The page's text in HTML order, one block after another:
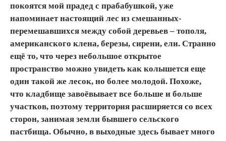
покоятся мой прадед с прабабушкой, уже
напоминает настоящий лес из смешанных-
перемешавшихся между собой деревьев – тополя,
американского клена, березы, сирени, ели. Странно
ещё то, что через небольшое открытое
пространство можно увидеть как колышется еще
один такой же лесок, но более молодой. Похоже,
что кладбище завоёвывает все больше и больше
участков, поэтому территория расширяется со всех
сторон, занимая земли бывшего сельского
пастбища. Обычно, в выходные здесь бывает много